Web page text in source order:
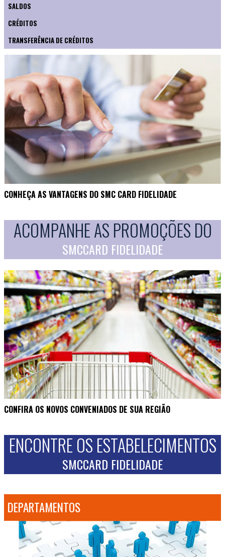
SALDOS
CRÉDITOS
TRANSFERÊNCIA DE CRÉDITOS
CONHEÇA AS VANTAGENS DO SMC CARD FIDELIDADE
ACOMPANHE AS PROMOÇÕES DO
SMCCARD FIDELIDADE
CONFIRA OS NOVOS CONVENIADOS DE SUA REGIÃO
ENCONTRE OS ESTABELECIMENTOS
SMCCARD FIDELIDADE
DEPARTAMENTOS